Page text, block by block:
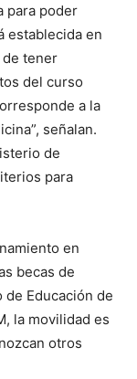
para poder
establecida en
de tener
del curso
a la
señalan.
de
para
en
becas de
Educación de
la movilidad es
otros